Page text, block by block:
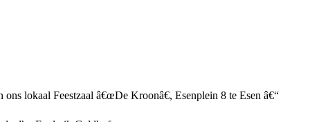
lokaal Feestzaal â€œDe Kroonâ€, Esenplein 8 te Esen â€“